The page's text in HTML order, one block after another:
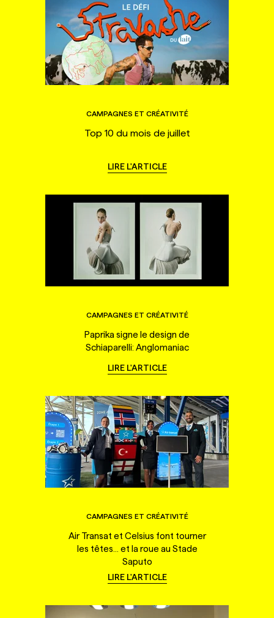
CAMPAGNES ET CRÉATIVITÉ
Top 10 du mois de juillet
LIRE L'ARTICLE
CAMPAGNES ET CRÉATIVITÉ
Paprika signe le design de
Schiaparelli: Anglomaniac
LIRE L'ARTICLE
CAMPAGNES ET CRÉATIVITÉ
Air Transat et Celsius font tourner
les têtes... et la roue au Stade
Saputo
LIRE L'ARTICLE